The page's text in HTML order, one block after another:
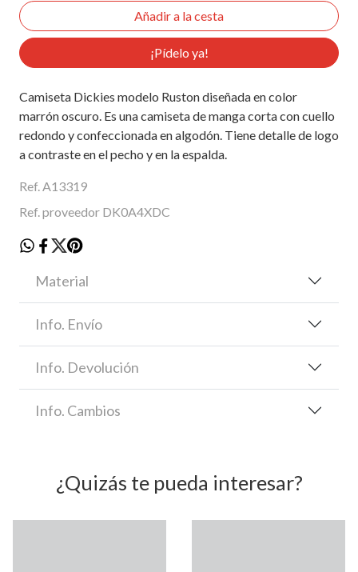
¡Pídelo ya!
Camiseta Dickies modelo Ruston diseñada en color
marrón oscuro. Es una camiseta de manga corta con cuello
redondo y confeccionada en algodón. Tiene detalle de logo
a contraste en el pecho y en la espalda.
Ref. A13319
Ref. proveedor DK0A4XDC
Material
Info. Envío
Info. Devolución
Info. Cambios
¿Quizás te pueda interesar?